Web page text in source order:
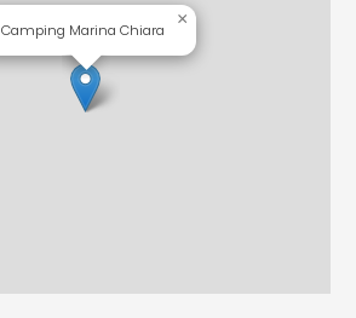
Camping Marina Chiara
×